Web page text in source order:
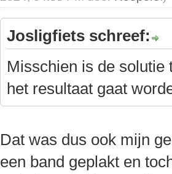
Josligfiets schreef:
Misschien is de solutie
het resultaat gaat
Dat was dus ook mijn
een band geplakt en